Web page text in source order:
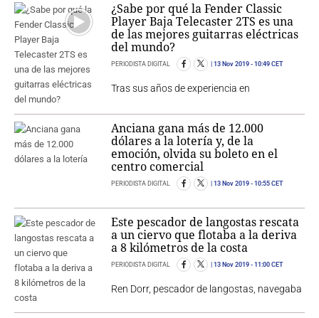
¿Sabe por qué la Fender Classic
Player Baja Telecaster 2TS es una
de las mejores guitarras eléctricas
del mundo?
PERIODISTA DIGITAL 13 Nov 2019 - 10:49 CET
Tras sus años de experiencia en
Anciana gana más de 12.000
dólares a la lotería y, de la
emoción, olvida su boleto en el
centro comercial
PERIODISTA DIGITAL 13 Nov 2019 - 10:55 CET
Este pescador de langostas rescata
a un ciervo que flotaba a la deriva
a 8 kilómetros de la costa
PERIODISTA DIGITAL 13 Nov 2019 - 11:00 CET
Ren Dorr, pescador de langostas, navegaba